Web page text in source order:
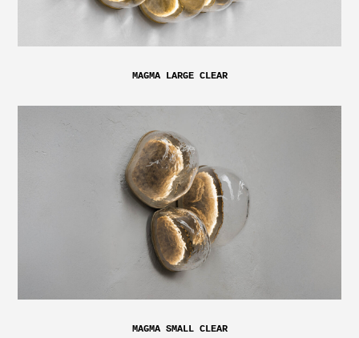
MAGMA LARGE CLEAR
MAGMA SMALL CLEAR